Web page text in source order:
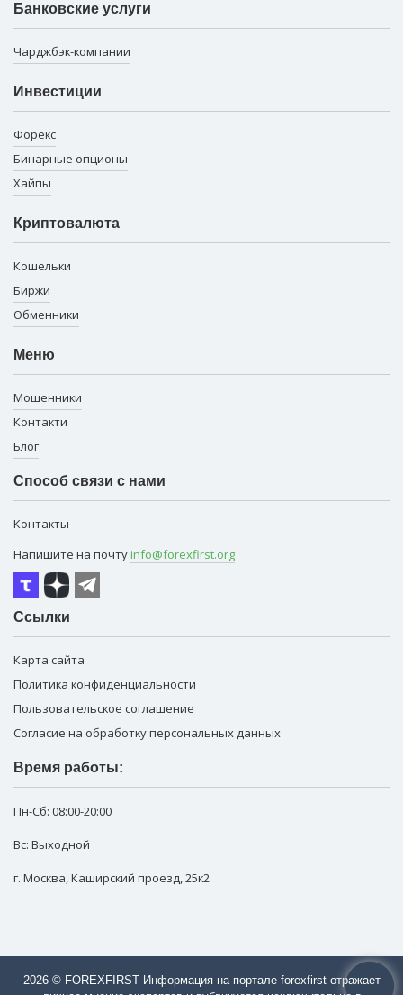
Банковские услуги
Чарджбэк-компании
Инвестиции
Форекс
Бинарные опционы
Хайпы
Криптовалюта
Кошельки
Биржи
Обменники
Меню
Мошенники
Контакти
Блог
Способ связи с нами
Контакты
Напишите на почту info@forexfirst.org
Ссылки
Карта сайта
Политика конфиденциальности
Пользовательское соглашение
Согласие на обработку персональных данных
Время работы:
Пн-Сб: 08:00-20:00
Вс: Выходной
г. Москва,Каширский проезд, 25к2
2026 © FOREXFIRST Информация на портале forexfirst отражает